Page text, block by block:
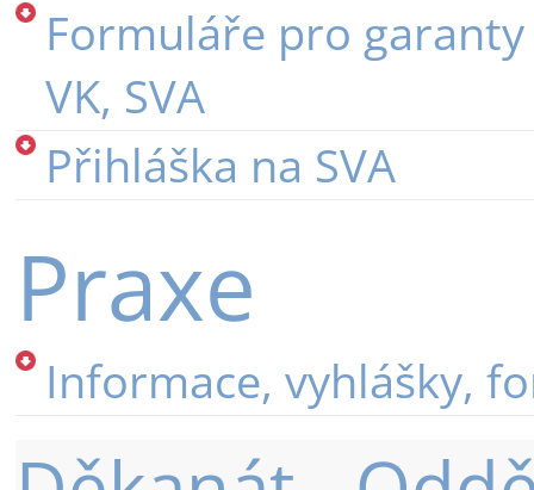
Formuláře pro garanty
VK, SVA
Přihláška na SVA
Praxe
Informace, vyhlášky,